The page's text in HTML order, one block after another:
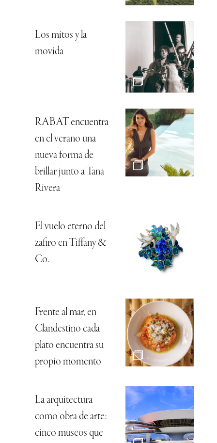
Los mitos y la
movida
RABAT encuentra
en el verano una
nueva forma de
brillar junto a Tana
Rivera
El vuelo eterno del
zafiro en Tiffany &
Co.
Frente al mar, en
Clandestino cada
plato encuentra su
propio momento
La arquitectura
como obra de arte:
cinco museos que